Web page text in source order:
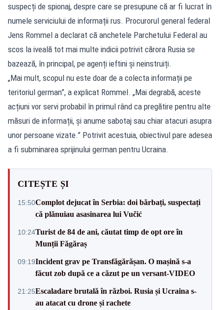
suspecți de spionaj, despre care se presupune că ar fi lucrat în
numele serviciului de informații rus. Procurorul general federal
Jens Rommel a declarat că anchetele Parchetului Federal au
scos la iveală tot mai multe indicii potrivit cărora Rusia se
bazează, în principal, pe agenți ieftini și neinstruiți.
„Mai mult, scopul nu este doar de a colecta informații pe
teritoriul german”, a explicat Rommel. „Mai degrabă, aceste
acțiuni vor servi probabil în primul rând ca pregătire pentru alte
măsuri de informații, și anume sabotaj sau chiar atacuri asupra
unor persoane vizate.” Potrivit acestuia, obiectivul pare adesea
a fi subminarea sprijinului german pentru Ucraina.
CITEȘTE ȘI
15:50Complot dejucat în Serbia: doi bărbați, suspectați
că plănuiau asasinarea lui Vučić
10:24Turist de 84 de ani, căutat timp de opt ore în
Munții Făgăraș
09:19Incident grav pe Transfăgărășan. O mașină s-a
făcut zob după ce a căzut pe un versant-VIDEO
21:25Escaladare brutală în război. Rusia și Ucraina s-
au atacat cu drone și rachete